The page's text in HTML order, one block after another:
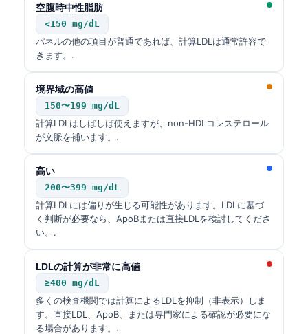
空腹時中性脂肪
<150 mg/dL
パネルの他の項目が普通であれば、計算LDLは通常許容で
きます。.
境界域の高値
150〜199 mg/dL
計算LDLはしばしば使えますが、non-HDLコレステロール
が文脈を補います。.
高い
200〜399 mg/dL
計算LDLには偏りが生じる可能性があります。LDLに基づ
く判断が必要なら、ApoBまたは直接LDLを検討してくださ
い。.
LDLの計算が非常に高値
≥400 mg/dL
多くの検査機関では計算によるLDLを抑制（非表示）しま
す。直接LDL、ApoB、または専門家による確認が必要にな
る場合があります。.